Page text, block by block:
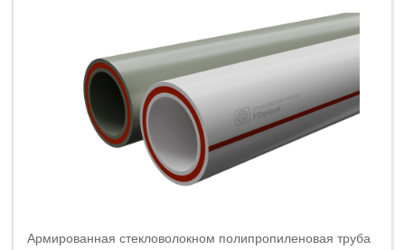
Армированная стекловолокном полипропиленовая труба